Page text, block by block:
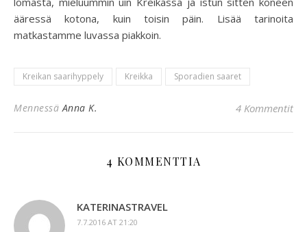
ääressä kotona, kuin toisin päin. Lisää tarinoita
matkastamme luvassa piakkoin.
Kreikan saarihyppely Kreikka Sporadien saaret
MennessäAnna K. 4 Kommentit
4 KOMMENTTIA
KATERINASTRAVEL
7.7.2016 AT 21:20